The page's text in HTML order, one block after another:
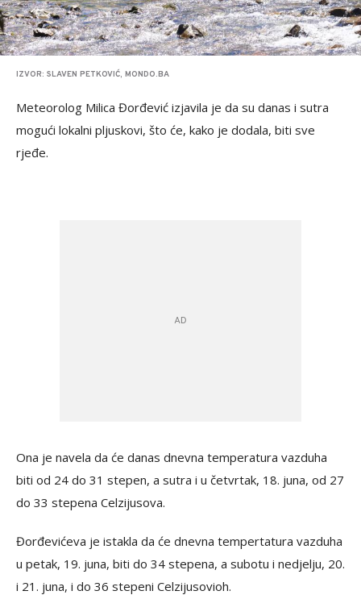
IZVOR: SLAVEN PETKOVIĆ, MONDO.BA
Meteorolog Milica Đorđević izjavila je da su danas i sutra
mogući lokalni pljuskovi, što će, kako je dodala, biti sve
rjeđe.
Ona je navela da će danas dnevna temperatura vazduha
biti od 24 do 31 stepen, a sutra i u četvrtak, 18. juna, od 27
do 33 stepena Celzijusova.
Đorđevićeva je istakla da će dnevna tempertatura vazduha
u petak, 19. juna, biti do 34 stepena, a subotu i nedjelju, 20.
i 21. juna, i do 36 stepeni Celzijusovioh.